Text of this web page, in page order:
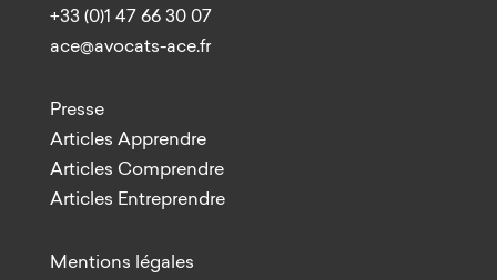
+33 (0)1 47 66 30 07
ace@avocats-ace.fr
Presse
Articles Apprendre
Articles Comprendre
Articles Entreprendre
Mentions légales